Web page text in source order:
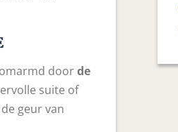
doorde
suite of
geur van